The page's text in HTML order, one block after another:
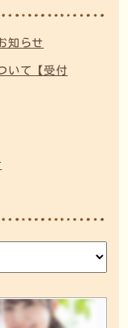
知らせ
いて【受付